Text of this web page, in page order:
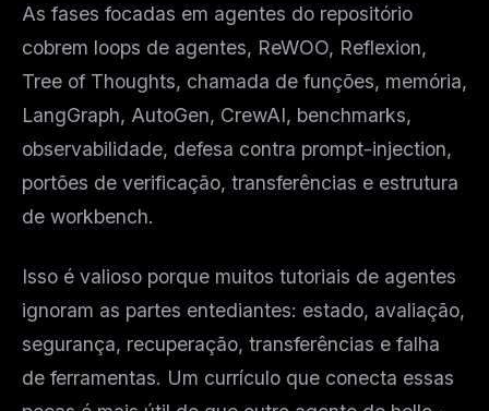
As fases focadas em agentes do repositório
cobrem loops de agentes, ReWOO, Reflexion,
Tree of Thoughts, chamada de funções, memória,
LangGraph, AutoGen, CrewAI, benchmarks,
observabilidade, defesa contra prompt-injection,
portões de verificação, transferências e estrutura
de workbench.
Isso é valioso porque muitos tutoriais de agentes
ignoram as partes entediantes: estado, avaliação,
segurança, recuperação, transferências e falha
de ferramentas. Um currículo que conecta essas